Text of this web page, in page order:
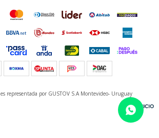
es representada por GUSTOV S.A Montevideo- Uruguay